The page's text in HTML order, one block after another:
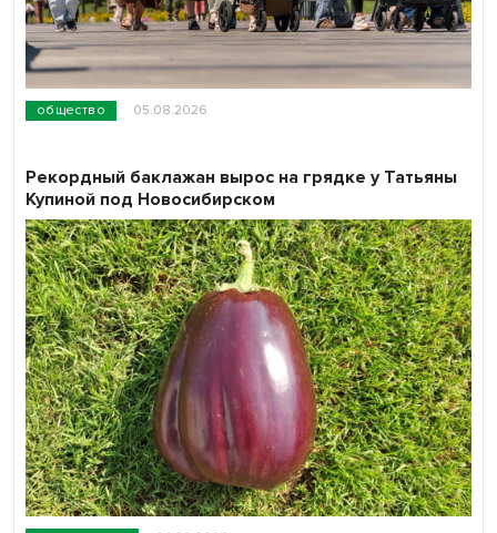
общество 05.08.2026
Рекордный баклажан вырос на грядке у Татьяны
Купиной под Новосибирском